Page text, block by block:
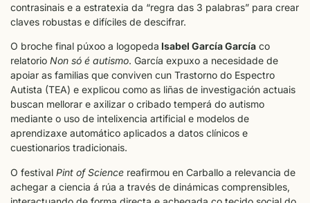
contrasinais e a estratexia da “regra das 3 palabras” para crear
claves robustas e difíciles de descifrar.
O broche final púxoo a logopeda Isabel García García co
relatorio Non só é autismo. García expuxo a necesidade de
apoiar as familias que conviven cun Trastorno do Espectro
Autista (TEA) e explicou como as liñas de investigación actuais
buscan mellorar e axilizar o cribado temperá do autismo
mediante o uso de intelixencia artificial e modelos de
aprendizaxe automático aplicados a datos clínicos e
cuestionarios tradicionais.
O festival Pint of Science reafirmou en Carballo a relevancia de
achegar a ciencia á rúa a través de dinámicas comprensibles,